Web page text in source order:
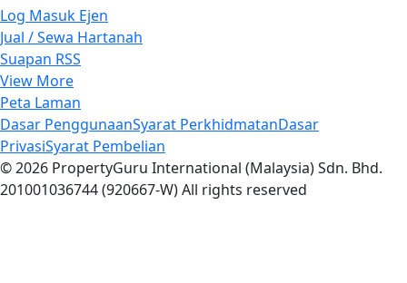
Log Masuk Ejen
Jual / Sewa Hartanah
Suapan RSS
View More
Peta Laman
Dasar PenggunaanSyarat PerkhidmatanDasar
PrivasiSyarat Pembelian
© 2026 PropertyGuru International (Malaysia) Sdn. Bhd.
201001036744 (920667-W) All rights reserved